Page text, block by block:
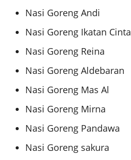
Nasi Goreng Andi
Nasi Goreng Ikatan Cinta
Nasi Goreng Reina
Nasi Goreng Aldebaran
Nasi Goreng Mas Al
Nasi Goreng Mirna
Nasi Goreng Pandawa
Nasi Goreng sakura